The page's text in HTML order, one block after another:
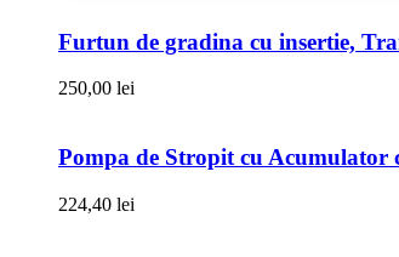
Furtun de gradina cu insertie,
250,00 lei
Pompa de Stropit cu Acumulator
224,40 lei